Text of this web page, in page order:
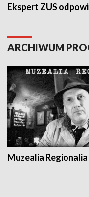
Ekspert ZUS
ARCHIWUM
Muzealia Regionalia